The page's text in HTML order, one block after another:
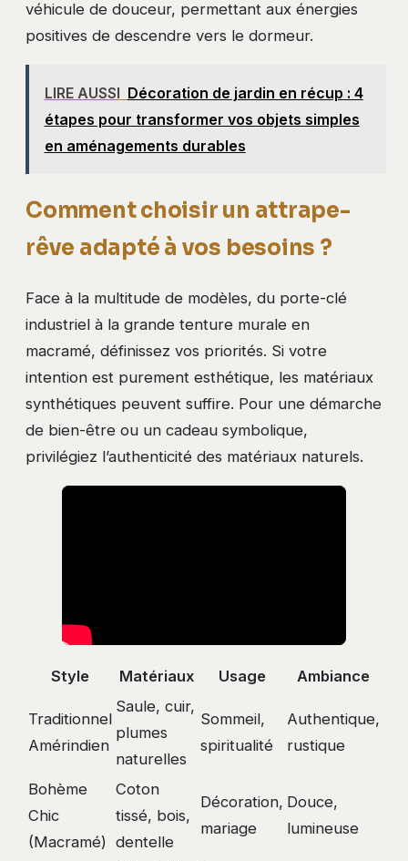
véhicule de douceur, permettant aux énergies
positives de descendre vers le dormeur.
LIRE AUSSI Décoration de jardin en récup : 4
étapes pour transformer vos objets simples
en aménagements durables
Comment choisir un attrape-
rêve adapté à vos besoins ?
Face à la multitude de modèles, du porte-clé
industriel à la grande tenture murale en
macramé, définissez vos priorités. Si votre
intention est purement esthétique, les matériaux
synthétiques peuvent suffire. Pour une démarche
de bien-être ou un cadeau symbolique,
privilégiez l’authenticité des matériaux naturels.
Style Matériaux Usage Ambiance
Traditionnel
Amérindien
Saule, cuir,
plumes
naturelles
Sommeil,
spiritualité
Authentique,
rustique
Bohème
Chic
(Macramé)
Coton
tissé, bois,
dentelle
Décoration,
mariage
Douce,
lumineuse